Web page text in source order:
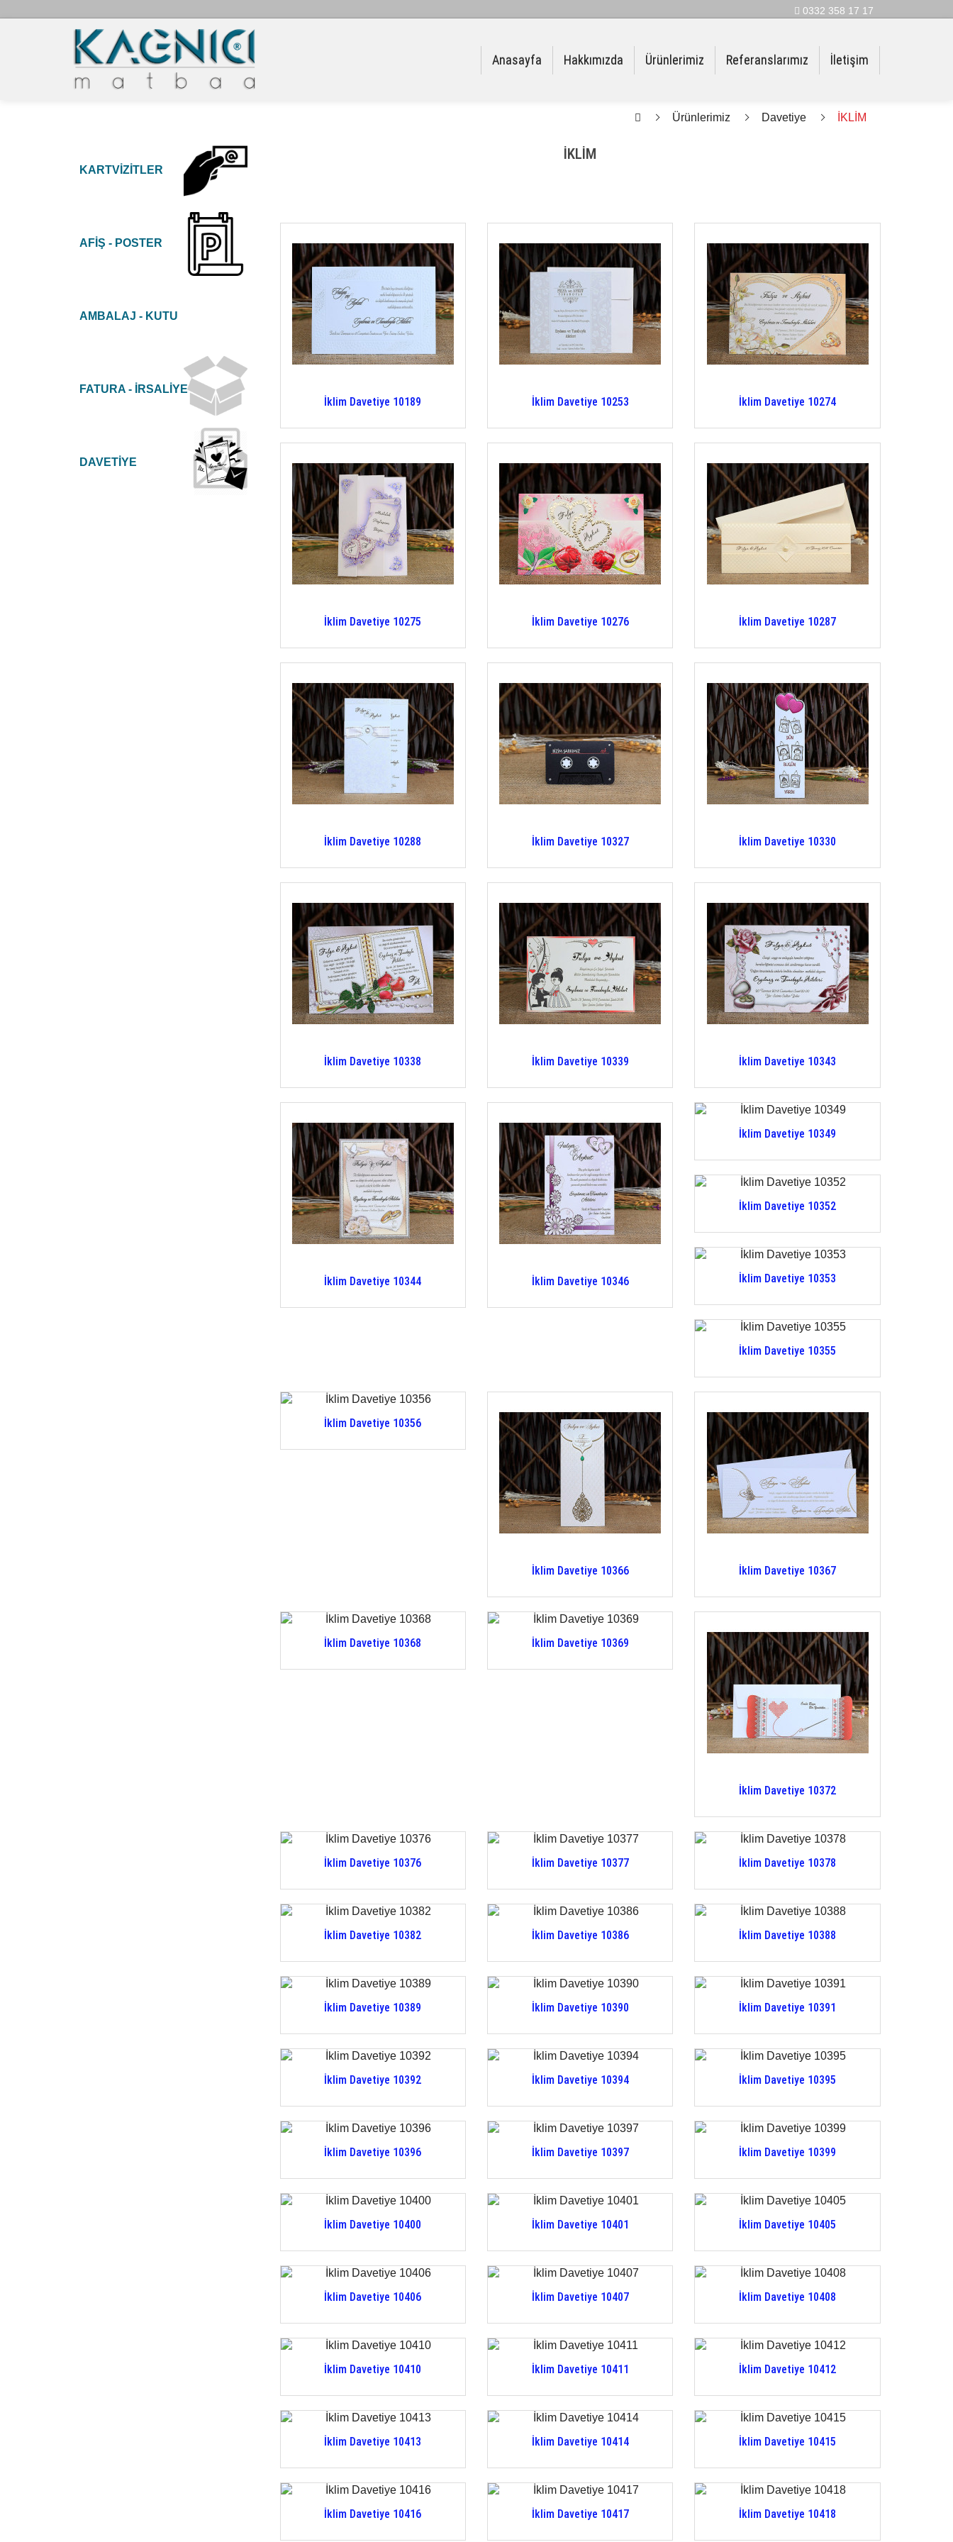
0332 358 17 17
Anasayfa Hakkımızda Ürünlerimiz Referanslarımız İletişim
Ürünlerimiz Davetiye İKLİM
KARTVİZİTLER
AFİŞ - POSTER
AMBALAJ - KUTU
FATURA - İRSALİYE
DAVETİYE
İKLİM
İklim Davetiye 10189 İklim Davetiye 10253 İklim Davetiye 10274
İklim Davetiye 10275 İklim Davetiye 10276 İklim Davetiye 10287
İklim Davetiye 10288 İklim Davetiye 10327 İklim Davetiye 10330
İklim Davetiye 10338 İklim Davetiye 10339 İklim Davetiye 10343
İklim Davetiye 10344 İklim Davetiye 10346
İklim Davetiye 10349
İklim Davetiye 10352
İklim Davetiye 10353
İklim Davetiye 10355
İklim Davetiye 10356
İklim Davetiye 10366 İklim Davetiye 10367
İklim Davetiye 10368 İklim Davetiye 10369
İklim Davetiye 10372
İklim Davetiye 10376 İklim Davetiye 10377 İklim Davetiye 10378
İklim Davetiye 10382 İklim Davetiye 10386 İklim Davetiye 10388
İklim Davetiye 10389 İklim Davetiye 10390 İklim Davetiye 10391
İklim Davetiye 10392 İklim Davetiye 10394 İklim Davetiye 10395
İklim Davetiye 10396 İklim Davetiye 10397 İklim Davetiye 10399
İklim Davetiye 10400 İklim Davetiye 10401 İklim Davetiye 10405
İklim Davetiye 10406 İklim Davetiye 10407 İklim Davetiye 10408
İklim Davetiye 10410 İklim Davetiye 10411 İklim Davetiye 10412
İklim Davetiye 10413 İklim Davetiye 10414 İklim Davetiye 10415
İklim Davetiye 10416 İklim Davetiye 10417 İklim Davetiye 10418